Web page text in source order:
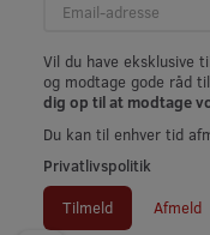
adresse
Vil du have eksklusive
og modtage gode råd
dig op til at modtage
Du kan til enhver tid
Privatlivspolitik
Tilmeld Afmeld